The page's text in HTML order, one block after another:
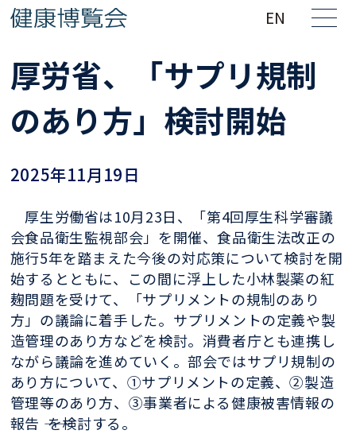
EN
厚労省、「サプリ規制
のあり方」検討開始
2025年11月19日
厚生労働省は10月23日、「第4回厚生科学審議
会食品衛生監視部会」を開催、食品衛生法改正の
施行5年を踏まえた今後の対応策について検討を開
始するとともに、この間に浮上した小林製薬の紅
麹問題を受けて、「サプリメントの規制のあり
方」の議論に着手した。サプリメントの定義や製
造管理のあり方などを検討。消費者庁とも連携し
ながら議論を進めていく。部会ではサプリ規制の
あり方について、①サプリメントの定義、②製造
管理等のあり方、③事業者による健康被害情報の
報告 ―― を検討する。